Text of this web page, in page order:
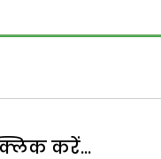
करें...